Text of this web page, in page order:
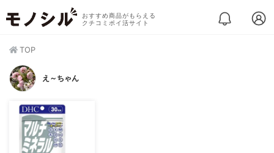
おすすめ商品がもらえる
クチコミポイ活サイト
TOP
え～ちゃん